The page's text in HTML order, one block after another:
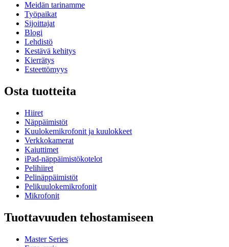
Meidän tarinamme
Työpaikat
Sijoittajat
Blogi
Lehdistö
Kestävä kehitys
Kierrätys
Esteettömyys
Osta tuotteita
Hiiret
Näppäimistöt
Kuulokemikrofonit ja kuulokkeet
Verkkokamerat
Kaiuttimet
iPad-näppäimistökotelot
Pelihiiret
Pelinäppäimistöt
Pelikuulokemikrofonit
Mikrofonit
Tuottavuuden tehostamiseen
Master Series